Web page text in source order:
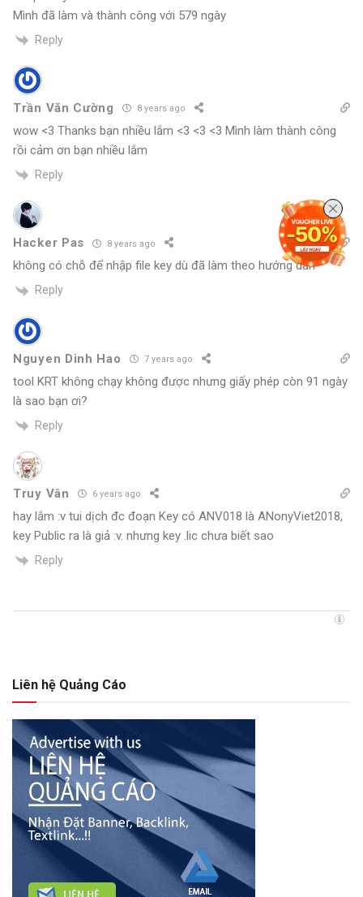
Mình đã làm và thành công với 579 ngày
Reply
Trần Văn Cường 8 years ago
wow <3 Thanks bạn nhiều lắm <3 <3 <3 Mình làm thành công
rồi cảm ơn bạn nhiều lắm
Reply
Hacker Pas 8 years ago
không có chỗ để nhập file key dù đã làm theo hướng dẫn
Reply
Nguyen Dinh Hao 7 years ago
tool KRT không chạy không được nhưng giấy phép còn 91 ngày
là sao bạn ơi?
Reply
Truy Vân 6 years ago
hay lắm :v tui dịch đc đoạn Key có ANV018 là ANonyViet2018,
key Public ra là giả :v. nhưng key .lic chưa biết sao
Reply
Liên hệ Quảng Cáo